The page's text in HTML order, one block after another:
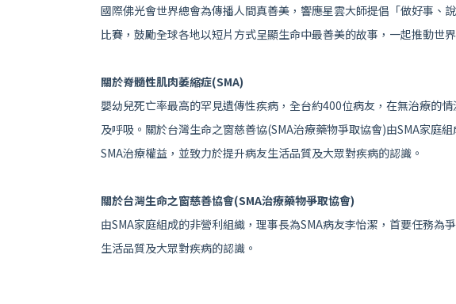
國際佛光會世界總會為傳播人間真善美，響應星雲大師提倡「做好事、
比賽，鼓勵全球各地以短片方式呈顯生命中最善美的故事，一起推動世
關於脊髓性肌肉萎縮症(SMA)
嬰幼兒死亡率最高的罕見遺傳性疾病，全台約400位病友，在無治療的
及呼吸。關於台灣生命之窗慈善協(SMA治療藥物爭取協會)由SMA家庭
SMA治療權益，並致力於提升病友生活品質及大眾對疾病的認識。
關於台灣生命之窗慈善協會(SMA治療藥物爭取協會)
由SMA家庭組成的非營利組織，理事長為SMA病友李怡潔，首要任務為
生活品質及大眾對疾病的認識。